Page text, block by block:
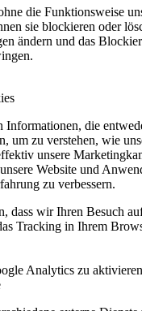
die Funktionsweise
sie blockieren oder
ändern und das
Informationen, die
um zu verstehen, wie
unsere
Website und
zu verbessern.
dass wir Ihren Besuch
Tracking in Ihrem
Analytics zu